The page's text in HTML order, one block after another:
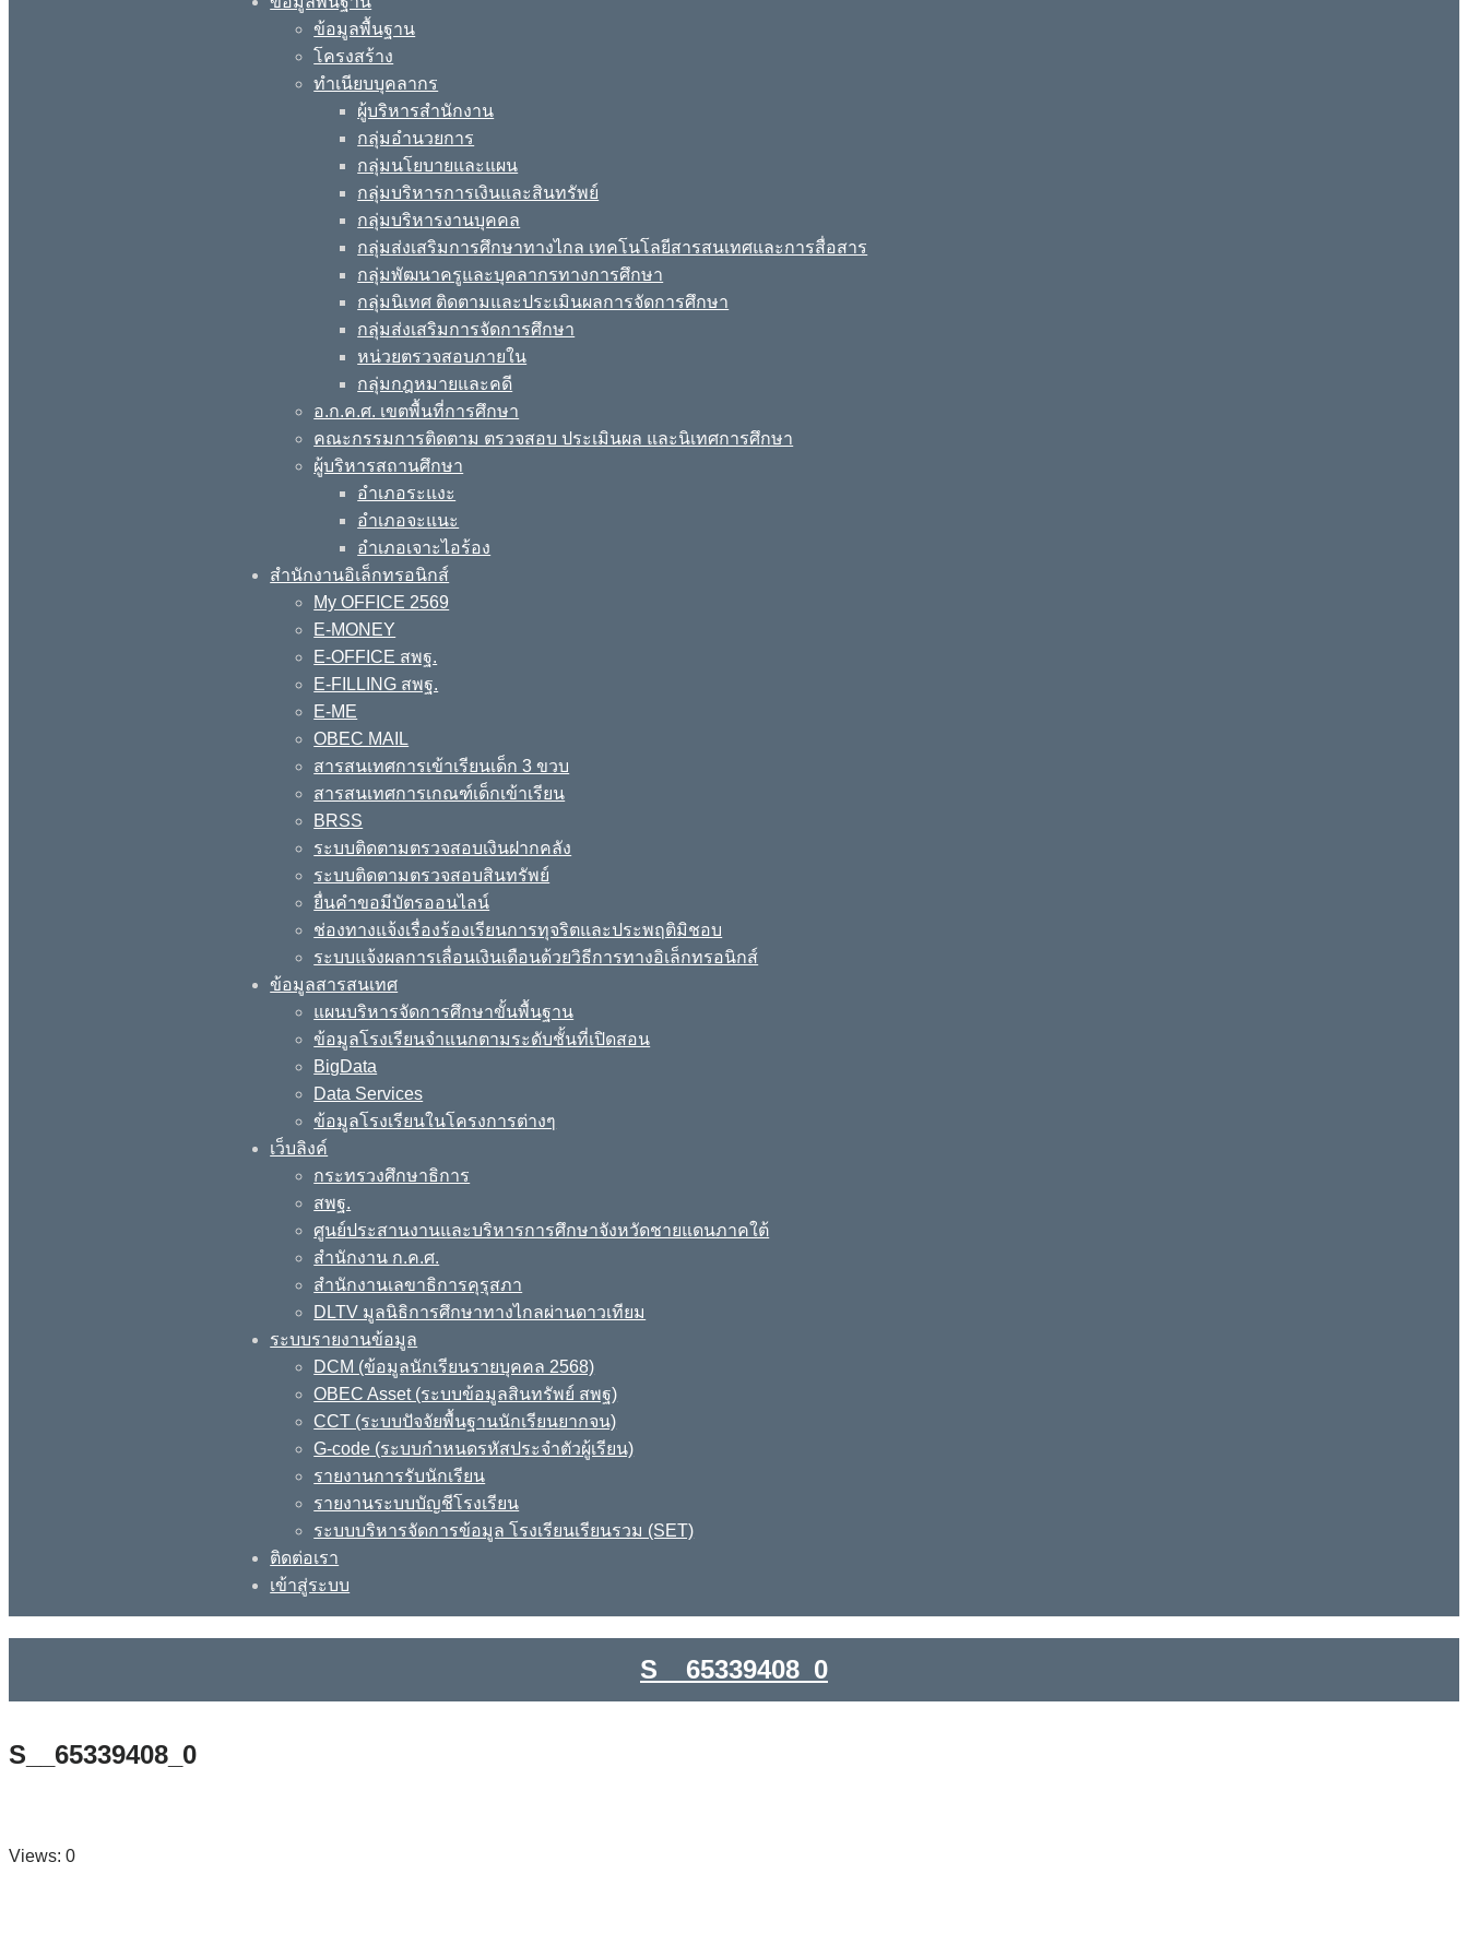
ข้อมูลพื้นฐาน
โครงสร้าง
ทำเนียบบุคลากร
ผู้บริหารสำนักงาน
กลุ่มอำนวยการ
กลุ่มนโยบายและแผน
กลุ่มบริหารการเงินและสินทรัพย์
กลุ่มบริหารงานบุคคล
กลุ่มส่งเสริมการศึกษาทางไกล เทคโนโลยีสารสนเทศและการสื่อสาร
กลุ่มพัฒนาครูและบุคลากรทางการศึกษา
กลุ่มนิเทศ ติดตามและประเมินผลการจัดการศึกษา
กลุ่มส่งเสริมการจัดการศึกษา
หน่วยตรวจสอบภายใน
กลุ่มกฎหมายและคดี
อ.ก.ค.ศ. เขตพื้นที่การศึกษา
คณะกรรมการติดตาม ตรวจสอบ ประเมินผล และนิเทศการศึกษา
ผู้บริหารสถานศึกษา
อำเภอระแงะ
อำเภอจะแนะ
อำเภอเจาะไอร้อง
สำนักงานอิเล็กทรอนิกส์
My OFFICE 2569
E-MONEY
E-OFFICE สพฐ.
E-FILLING สพฐ.
E-ME
OBEC MAIL
สารสนเทศการเข้าเรียนเด็ก 3 ขวบ
สารสนเทศการเกณฑ์เด็กเข้าเรียน
BRSS
ระบบติดตามตรวจสอบเงินฝากคลัง
ระบบติดตามตรวจสอบสินทรัพย์
ยื่นคำขอมีบัตรออนไลน์
ช่องทางแจ้งเรื่องร้องเรียนการทุจริตและประพฤติมิชอบ
ระบบแจ้งผลการเลื่อนเงินเดือนด้วยวิธีการทางอิเล็กทรอนิกส์
ข้อมูลสารสนเทศ
แผนบริหารจัดการศึกษาขั้นพื้นฐาน
ข้อมูลโรงเรียนจำแนกตามระดับชั้นที่เปิดสอน
BigData
Data Services
ข้อมูลโรงเรียนในโครงการต่างๆ
เว็บลิงค์
กระทรวงศึกษาธิการ
สพฐ.
ศูนย์ประสานงานและบริหารการศึกษาจังหวัดชายแดนภาคใต้
สำนักงาน ก.ค.ศ.
สำนักงานเลขาธิการคุรุสภา
DLTV มูลนิธิการศึกษาทางไกลผ่านดาวเทียม
ระบบรายงานข้อมูล
DCM (ข้อมูลนักเรียนรายบุคคล 2568)
OBEC Asset (ระบบข้อมูลสินทรัพย์ สพฐ)
CCT (ระบบปัจจัยพื้นฐานนักเรียนยากจน)
G-code (ระบบกำหนดรหัสประจำตัวผู้เรียน)
รายงานการรับนักเรียน
รายงานระบบบัญชีโรงเรียน
ระบบบริหารจัดการข้อมูล โรงเรียนเรียนรวม (SET)
ติดต่อเรา
เข้าสู่ระบบ
S__65339408_0
S__65339408_0
Views: 0